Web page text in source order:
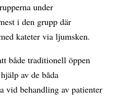
under
i den grupp där
kateter via ljumsken.
både traditionell öppen
av de båda
vid behandling av patienter